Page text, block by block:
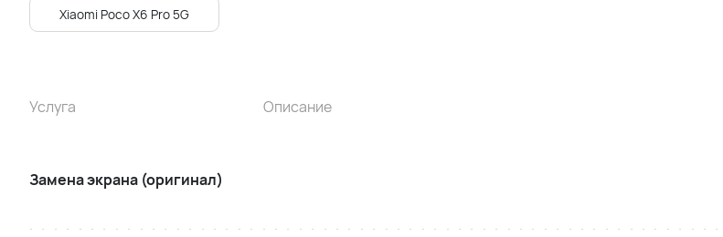
Xiaomi Poco X6 Pro 5G
Услуга Описание
Замена экрана (оригинал)